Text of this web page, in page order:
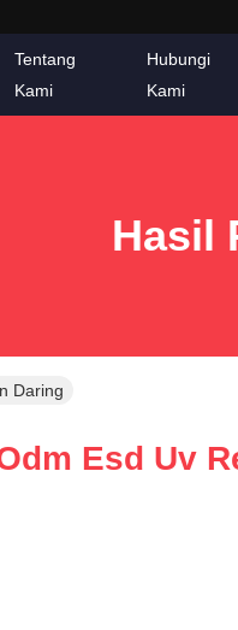
Tentang
Kami
Hubungi
Kami
Hasil
Daring
Esd Uv